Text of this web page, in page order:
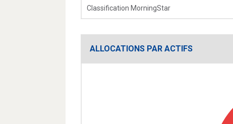
Classification MorningStar
ALLOCATIONS PAR ACTIFS